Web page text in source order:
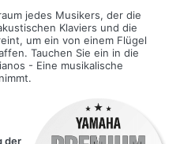
jedes Musikers, der die
Klaviers und die
um ein von einem Flügel
Tauchen Sie ein in die
- Eine musikalische
der